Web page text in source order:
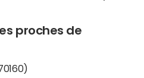
proches de